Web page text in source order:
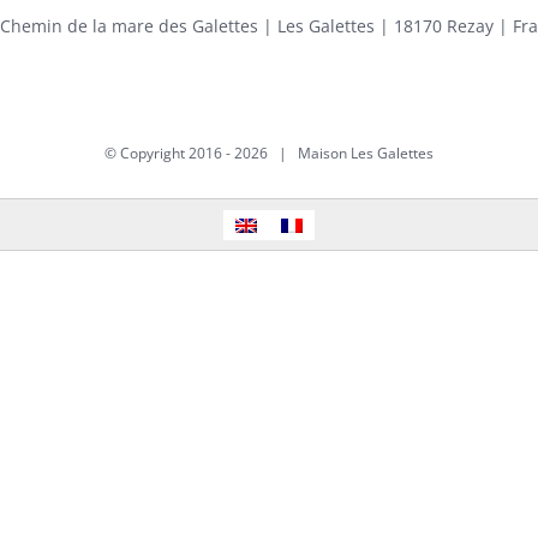
de la mare des Galettes | Les Galettes | 18170 Rezay |
© Copyright 2016 -2026 | Maison Les Galettes